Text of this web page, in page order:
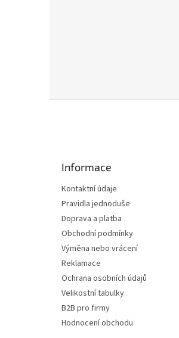
Informace
Kontaktní údaje
Pravidla jednoduše
Doprava a platba
Obchodní podmínky
Výměna nebo vrácení
Reklamace
Ochrana osobních údajů
Velikostní tabulky
B2B pro firmy
Hodnocení obchodu